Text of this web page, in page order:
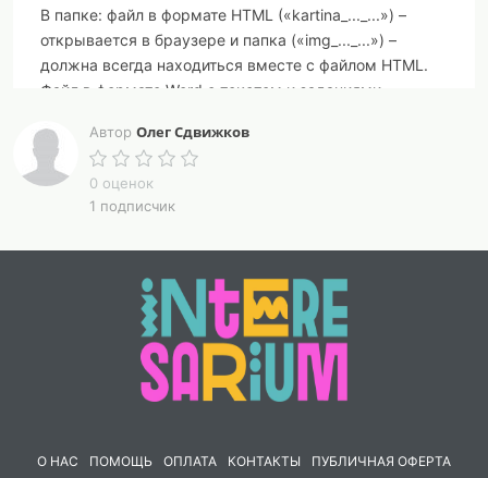
В папке: файл в формате HTML («kartina_..._...») –
открывается в браузере и папка («img_..._...») –
должна всегда находиться вместе с файлом HTML.
Файл в формате Word с текстом и заданиями.
Автор Олег Сдвижков
0 оценок
1 подписчик
О НАС ПОМОЩЬ ОПЛАТА КОНТАКТЫ
ПУБЛИЧНАЯ ОФЕРТА